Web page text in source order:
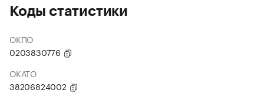
Коды статистики
ОКПО
0203830776
ОКАТО
38206824002